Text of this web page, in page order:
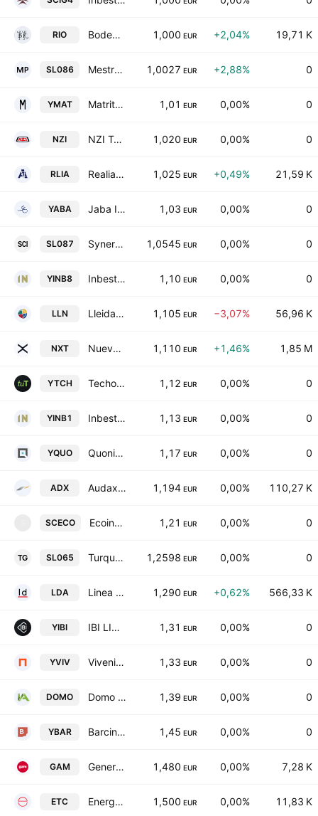
RIO Bodegas Riojanas, S.A. 1,000 EUR +2,04% 19,71 K
SL086 Mestre Patrimonio SIL SA 1,0027 EUR +2,88% 0
YMAT Matritense Real Estate SA 1,01 EUR 0,00% 0
NZI NZI Technical Protection SA 1,020 EUR 0,00% 0
RLIA Realia Business, S.A. 1,025 EUR +0,49% 21,59 K
YABA Jaba I Inversiones Inmobiliarias Socimi 1,03 EUR 0,00% 0
SL087 Synergy Capital Investments SIL SA 1,0545 EUR 0,00% 0
YINB8 Inbest Prime VIII Inmuebles SOCIMI SA 1,10 EUR 0,00% 0
LLN LleidaNetworks Serveis Telematics SA 1,105 EUR −3,07% 56,96 K
NXT Nueva Expresion Textil, S.A. 1,110 EUR +1,46% 1,85 M
YTCH Techo Hogar SOCIMI Sociedad de Beneficio e Interes Comun SA 1,12 EUR 0,00% 0
YINB1 Inbest Prime I Inmuebles Socimi SA 1,13 EUR 0,00% 0
YQUO Quonia SOCIMI S.A. 1,17 EUR 0,00% 0
ADX Audax Renovables SA 1,194 EUR 0,00% 110,27 K
SCECO Ecoinmo Spaces SOCIMI SA 1,21 EUR 0,00% 0
SL065 Turqueta Gestion SIL SA 1,2598 EUR 0,00% 0
LDA Linea Directa Aseguradora SA 1,290 EUR +0,62% 566,33 K
YIBI IBI LION Socimi S.A. 1,31 EUR 0,00% 0
YVIV Vivenio Residencial SOCIMI SA 1,33 EUR 0,00% 0
DOMO Domo Activos SA 1,39 EUR 0,00% 0
YBAR Barcino Property Socimi SA 1,45 EUR 0,00% 0
GAM General de Alquiler de Maquinaria, S.A. 1,480 EUR 0,00% 7,28 K
ETC Energy Solar Tech, S.A. 1,500 EUR 0,00% 11,83 K